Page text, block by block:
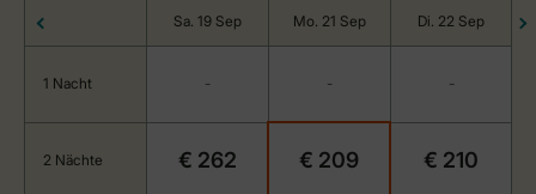
Sa. 19 Sep Mo. 21 Sep Di. 22 Sep
1 Nacht - - -
2 Nächte € 262 € 209 € 210